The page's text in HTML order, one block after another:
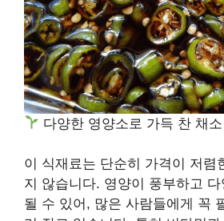
다양한 영양소로 가득 찬 채소
이 식재료는 단순히 가격이 저렴
지 않습니다. 영양이 풍부하고
될 수 있어, 많은 사람들에게 꼭